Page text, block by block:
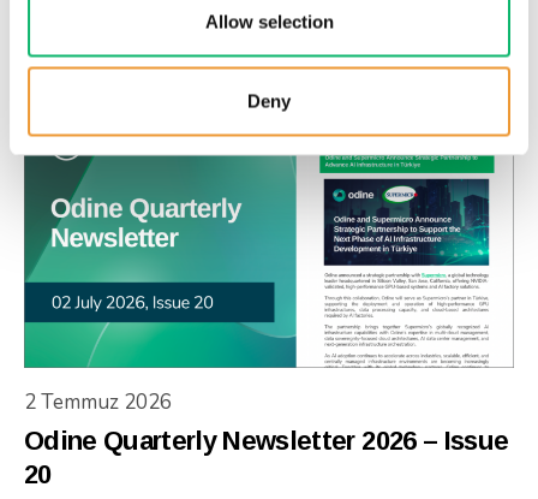
Allow selection
Deny
Is digital sovereignty the new national
2 Temmuz 2026
Odine Quarterly Newsletter 2026 – Issue
20